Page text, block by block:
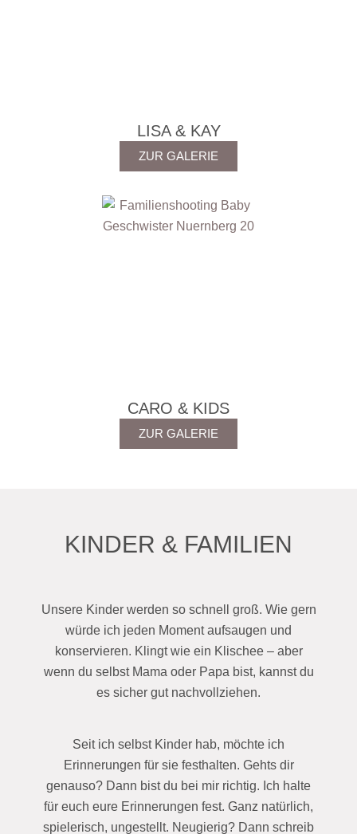
LISA & KAY
ZUR GALERIE
CARO & KIDS
ZUR GALERIE
KINDER & FAMILIEN
Unsere Kinder werden so schnell groß. Wie gern
würde ich jeden Moment aufsaugen und
konservieren. Klingt wie ein Klischee – aber
wenn du selbst Mama oder Papa bist, kannst du
es sicher gut nachvollziehen.
Seit ich selbst Kinder hab, möchte ich
Erinnerungen für sie festhalten. Gehts dir
genauso? Dann bist du bei mir richtig. Ich halte
für euch eure Erinnerungen fest. Ganz natürlich,
spielerisch, ungestellt. Neugierig? Dann schreib